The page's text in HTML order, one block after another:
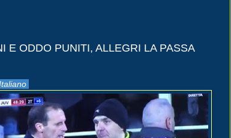
E ODDO PUNITI, ALLEGRI LA PASSA